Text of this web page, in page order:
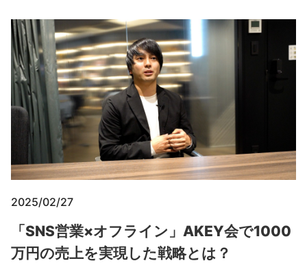
2025/02/27
「SNS営業×オフライン」AKEY会で1000
万円の売上を実現した戦略とは？